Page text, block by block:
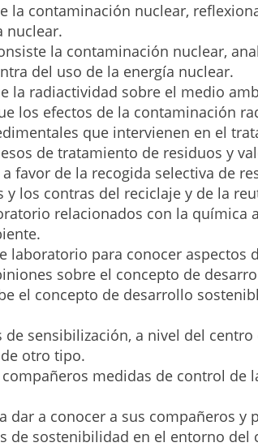
la contaminación nuclear,
nuclear.
la contaminación nuclear,
del uso de la energía nuclear.
la radiactividad sobre el medio
los efectos de la contaminación
que intervienen en el
de tratamiento de residuos y
favor de la recogida selectiva de
y los contras del reciclaje y de la
relacionados con la
laboratorio para conocer aspectos
sobre el concepto de
el concepto de desarrollo
de sensibilización, a nivel del
otro tipo.
compañeros medidas de control
dar a conocer a sus compañeros
de sostenibilidad en el entorno del